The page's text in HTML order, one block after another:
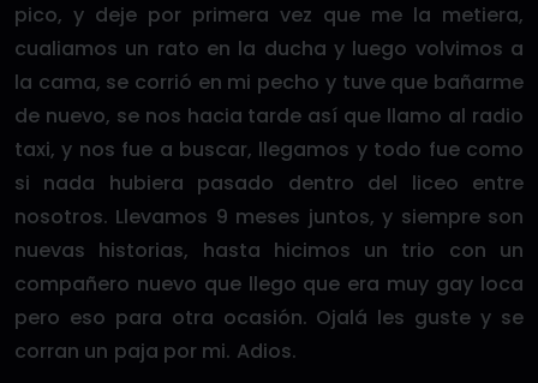
pico, y deje por primera vez que me la metiera,
cualiamos un rato en la ducha y luego volvimos a
la cama, se corrió en mi pecho y tuve que bañarme
de nuevo, se nos hacia tarde así que llamo al radio
taxi, y nos fue a buscar, llegamos y todo fue como
si nada hubiera pasado dentro del liceo entre
nosotros. Llevamos 9 meses juntos, y siempre son
nuevas historias, hasta hicimos un trio con un
compañero nuevo que llego que era muy gay loca
pero eso para otra ocasión. Ojalá les guste y se
corran un paja por mi. Adios.